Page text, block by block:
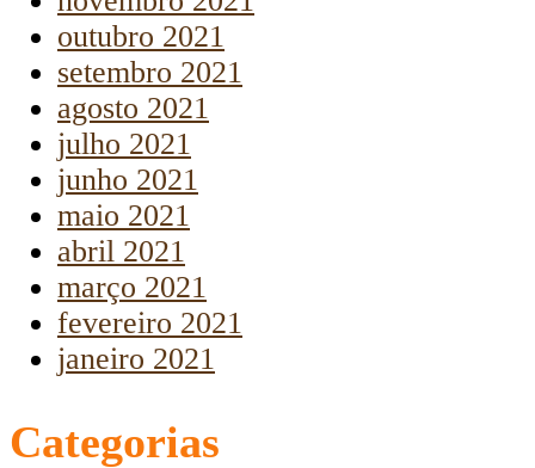
outubro 2021
setembro 2021
agosto 2021
julho 2021
junho 2021
maio 2021
abril 2021
março 2021
fevereiro 2021
janeiro 2021
Categorias